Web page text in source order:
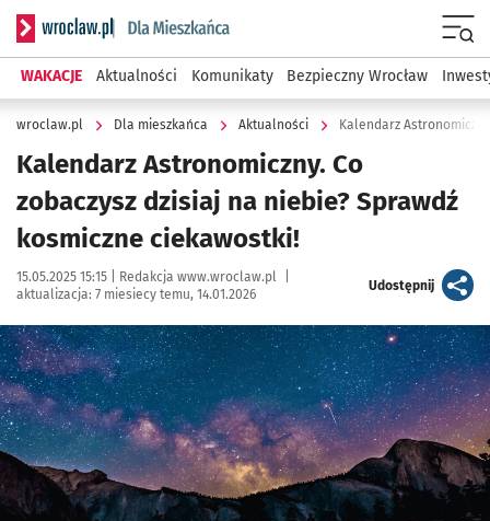
Serwis informacyjny wroclaw.pl podserwis: Dla mieszkańca
WAKACJE Aktualności Komunikaty Bezpieczny Wrocław
wroclaw.pl Dla mieszkańca Aktualności
Kalendarz Astronomiczny. Co
zobaczysz dzisiaj na niebie? Sprawdź
kosmiczne ciekawostki!
Data publikacji:
15.05.2025 15:15 | Autor:
Redakcja www.wroclaw.pl
aktualizacja: 7 miesiecy temu, 14.01.2026
Udostępnijartykuł
Kliknij, aby powiększyć